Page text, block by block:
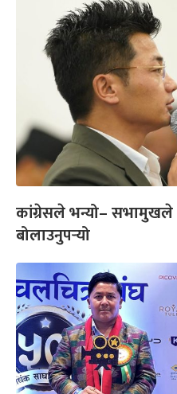
कांग्रेसले भन्यो– सभामुखले
बोलाउनुपर्‍यो